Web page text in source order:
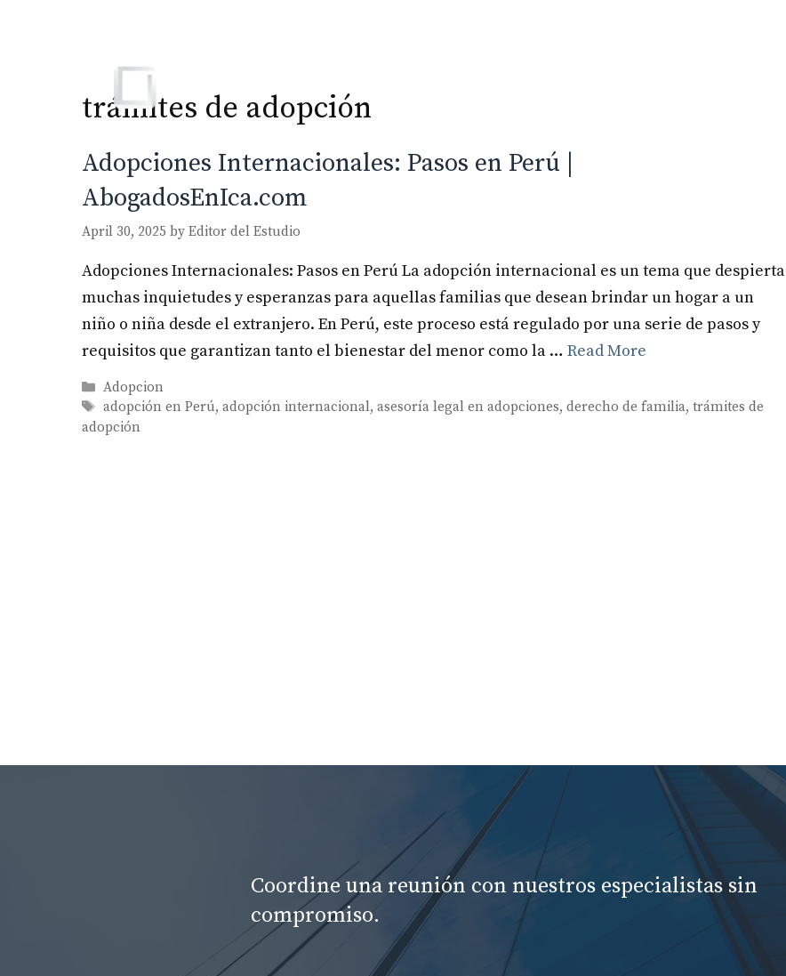
trámites de adopción
Adopciones Internacionales: Pasos en Perú |
AbogadosEnIca.com
April 30, 2025 by Editor del Estudio
Adopciones Internacionales: Pasos en Perú La adopción internacional es un tema que despierta
muchas inquietudes y esperanzas para aquellas familias que desean brindar un hogar a un
niño o niña desde el extranjero. En Perú, este proceso está regulado por una serie de pasos y
requisitos que garantizan tanto el bienestar del menor como la … Read More
Categories
Adopcion
Tags
adopción en Perú,adopción internacional,asesoría legal en adopciones,derecho de familia,trámites de
adopción
Coordine una reunión con nuestros especialistas sin
compromiso.